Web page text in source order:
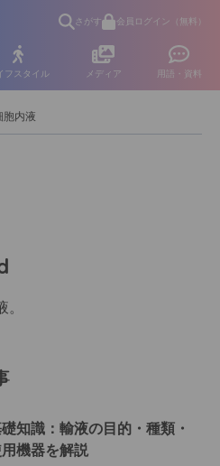
さがす 会員ログイン（無料）
フスタイル メディア 用語・資料
胞内液
知識：輸液の目的・種類・
機器を解説